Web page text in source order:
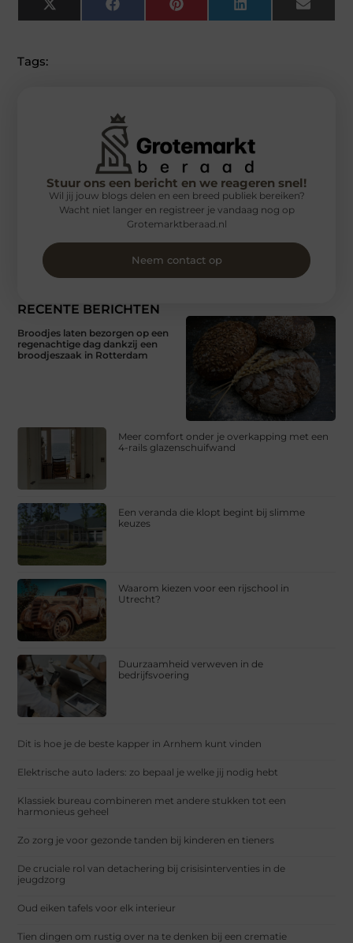
X
(Twitter)
FacebookPinterest LinkedIn Email
Tags:
RECENTE BERICHTEN
Broodjes laten bezorgen op een
regenachtige dag dankzij een
broodjeszaak in Rotterdam
Meer comfort onder je overkapping met een
4-rails glazenschuifwand
Een veranda die klopt begint bij slimme
keuzes
Waarom kiezen voor een rijschool in
Utrecht?
Duurzaamheid verweven in de
bedrijfsvoering
Dit is hoe je de beste kapper in Arnhem kunt vinden
Elektrische auto laders: zo bepaal je welke jij nodig hebt
Klassiek bureau combineren met andere stukken tot een
harmonieus geheel
Zo zorg je voor gezonde tanden bij kinderen en tieners
De cruciale rol van detachering bij crisisinterventies in de
jeugdzorg
Oud eiken tafels voor elk interieur
Tien dingen om rustig over na te denken bij een crematie
Stuur ons een bericht en we reageren snel!
Wil jij jouw blogs delen en een breed publiek bereiken?
Wacht niet langer en registreer je vandaag nog op
Grotemarktberaad.nl
Neem contact op